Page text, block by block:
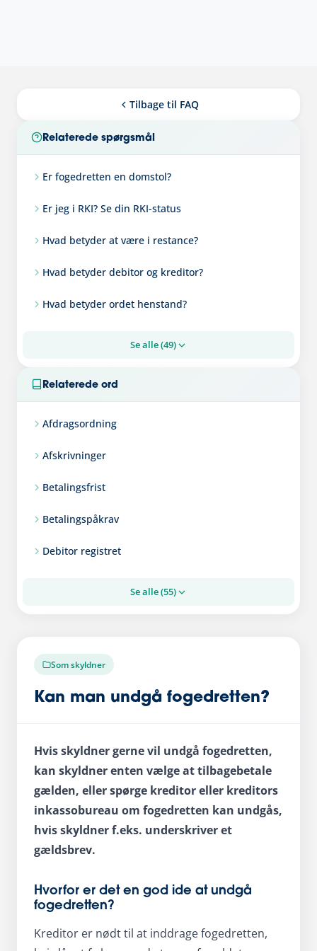
Som skyldner
Kan man undgå fogedretten?
Hvis skyldner gerne vil undgå fogedretten,
kan skyldner enten vælge at tilbagebetale
gælden, eller spørge kreditor eller kreditors
inkassobureau om fogedretten kan undgås,
hvis skyldner f.eks. underskriver et
gældsbrev.
Hvorfor er det en god ide at undgå
fogedretten?
Kreditor er nødt til at inddrage fogedretten,
Tilbage til FAQ
Relaterede spørgsmål
Er fogedretten en domstol?
Er jeg i RKI? Se din RKI-status
Hvad betyder at være i restance?
Hvad betyder debitor og kreditor?
Hvad betyder ordet henstand?
Se alle (49)
Relaterede ord
Afdragsordning
Afskrivninger
Betalingsfrist
Betalingspåkrav
Debitor registret
Se alle (55)